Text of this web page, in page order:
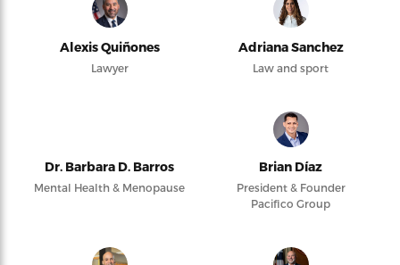
Alexis Quiñones
Lawyer
Adriana Sanchez
Law and sport
Dr. Barbara D. Barros
Mental Health & Menopause
Brian Díaz
President & Founder
Pacifico Group